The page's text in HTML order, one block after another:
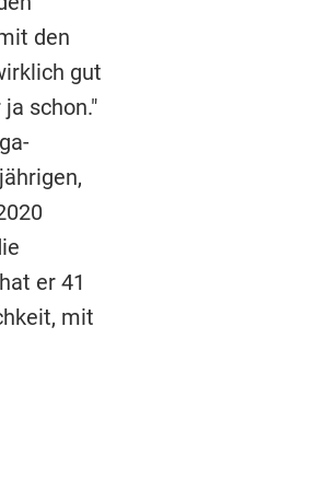
den
gut
schon."
er 41
mit